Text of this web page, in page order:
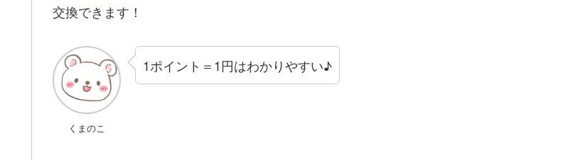
交換できます！
くまのこ
1ポイント＝1円はわかりやすい♪